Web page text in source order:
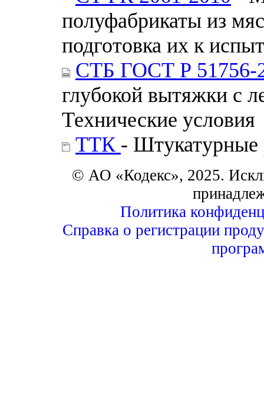
полуфабрикаты из
подготовка их к
СТБ ГОСТ Р 51756-
глубокой вытяжки с
Технические условия
ТТК - Штукатурные
© АО «Кодекс», 2025.
Политика
Справка о регистрации